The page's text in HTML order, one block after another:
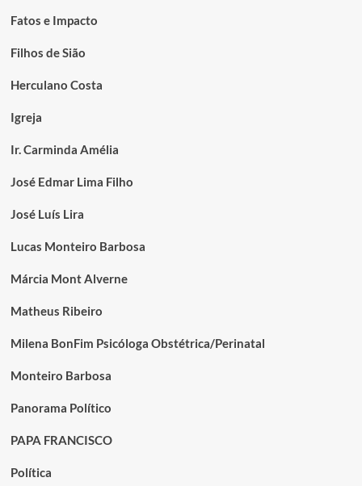
Fatos e Impacto
Filhos de Sião
Herculano Costa
Igreja
Ir. Carminda Amélia
José Edmar Lima Filho
José Luís Lira
Lucas Monteiro Barbosa
Márcia Mont Alverne
Matheus Ribeiro
Milena BonFim Psicóloga Obstétrica/Perinatal
Monteiro Barbosa
Panorama Político
PAPA FRANCISCO
Política